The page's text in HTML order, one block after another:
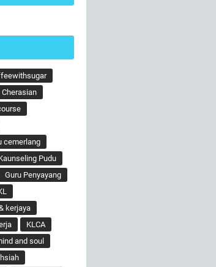
Cherasian
cemerlang
Pudu
Guru Penyayang
kerjaya
KLCA
and soul